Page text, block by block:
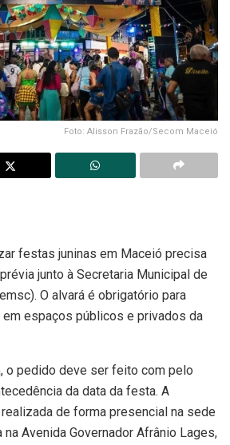
Foto: Alisson Frazão/Secom Maceió
festas juninas em Maceió precisa
junto à Secretaria Municipal de
O alvará é obrigatório para
espaços públicos e privados da
o pedido deve ser feito com pelo
da data da festa. A
de forma presencial na sede
Avenida Governador Afrânio Lages,